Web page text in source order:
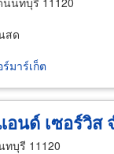
สด
มาร์เก็ต
นด์ เซอร์วิส
ทบุรี 11120